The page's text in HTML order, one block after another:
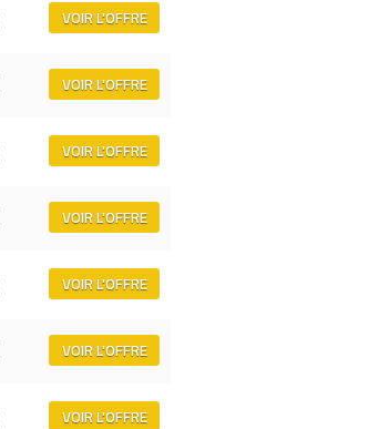
VOIR L'OFFRE
VOIR L'OFFRE
VOIR L'OFFRE
VOIR L'OFFRE
VOIR L'OFFRE
VOIR L'OFFRE
VOIR L'OFFRE